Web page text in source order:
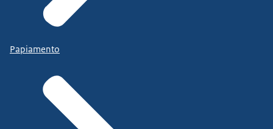
Papiamento